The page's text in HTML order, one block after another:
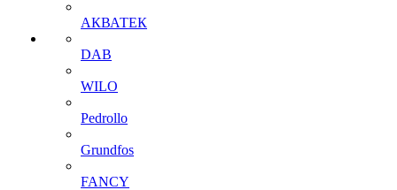
АКВАТЕК
DAB
WILO
Pedrollo
Grundfos
FANCY